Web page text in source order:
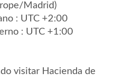
Madrid)
: UTC +2:00
: UTC +1:00
visitar Hacienda de